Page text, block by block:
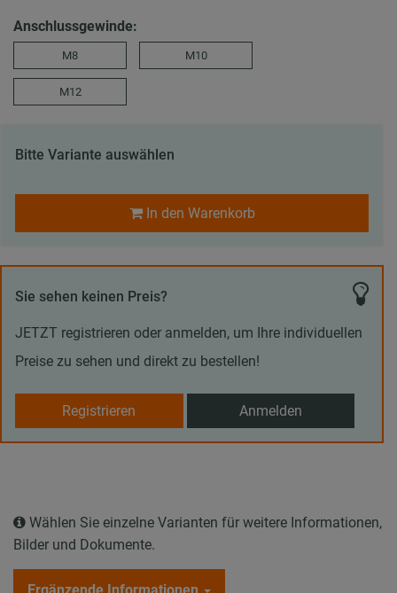
Anschlussgewinde:
M8 M10
M12
Bitte Variante auswählen
In den Warenkorb
Sie sehen keinen Preis?
JETZT registrieren oder anmelden, um Ihre individuellen
Preise zu sehen und direkt zu bestellen!
Registrieren Anmelden
Wählen Sie einzelne Varianten für weitere Informationen,
Bilder und Dokumente.